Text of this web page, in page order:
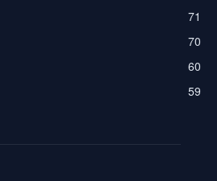
71
70
60
59